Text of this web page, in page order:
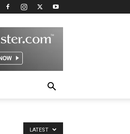
LATEST